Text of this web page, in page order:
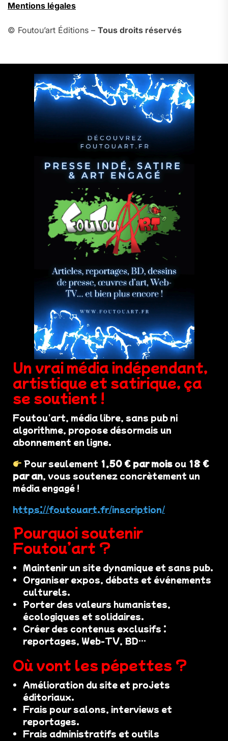
Mentions légales
© Foutou’art Éditions – Tous droits réservés
Un vrai média indépendant,
artistique et satirique, ça
se soutient !
Foutou'art, média libre, sans pub ni
algorithme, propose désormais un
abonnement en ligne.
Pour seulement 1,50 € par mois ou 18 €
par an, vous soutenez concrètement un
média engagé !
https://foutouart.fr/inscription/
Pourquoi soutenir
Foutou’art ?
Maintenir un site dynamique et sans pub.
Organiser expos, débats et événements
culturels.
Porter des valeurs humanistes,
écologiques et solidaires.
Créer des contenus exclusifs :
reportages, Web-TV, BD…
Où vont les pépettes ?
Amélioration du site et projets
éditoriaux.
Frais pour salons, interviews et
reportages.
Frais administratifs et outils